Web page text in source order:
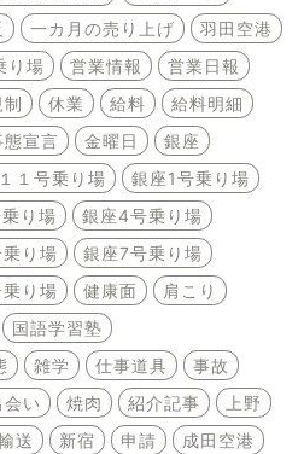
一カ月の売り上げ
羽田空港
り場
営業情報
営業日報
制 休業 給料
給料明細
態宣言 金曜日
銀座
１号乗り場
銀座1号乗り場
り場
銀座4号乗り場
り場
銀座7号乗り場
り場 健康面
肩こり
国語学習塾
雑学 仕事道具
事故
会い 焼肉 紹介記事
上野
送 新宿 申請
成田空港